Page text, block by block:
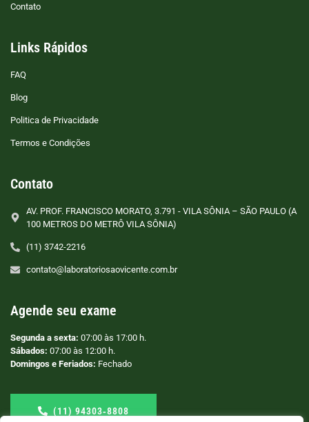
Contato
Links Rápidos
FAQ
Blog
Politica de Privacidade
Termos e Condições
Contato
AV. PROF. FRANCISCO MORATO, 3.791 - VILA SÔNIA – SÃO PAULO (A
100 METROS DO METRÔ VILA SÔNIA)
(11) 3742-2216
contato@laboratoriosaovicente.com.br
Agende seu exame
Segunda a sexta: 07:00 às 17:00 h.
Sábados: 07:00 às 12:00 h.
Domingos e Feriados: Fechado
(11) 94303‑8808